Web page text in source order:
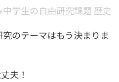
中学生の自由研究課題 歴史
のテーマはもう決まりま
夫！